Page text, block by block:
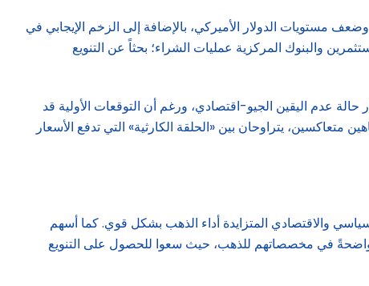
مستويات الدولار الأميركي، بالإضافة إلى الزخم الإيجابي في
حيث كثف كل من المستثمرين والبنوك المركزية عمليات الشراء؛ بحثاً عن التنويع
حالة عدم اليقين الجيو-اقتصادي، ورغم أن التوقعات الأولية قد
يتراوحان بين «الحلقة الكارثية» التي تدفع الأسعار
اليقين الجيوسياسي والاقتصادي المتزايدة أداء الذهب بشكل قوي. كما أسهم
واضحةً في مخصصاتهم للذهب، حيث سعوا للحصول على التنويع